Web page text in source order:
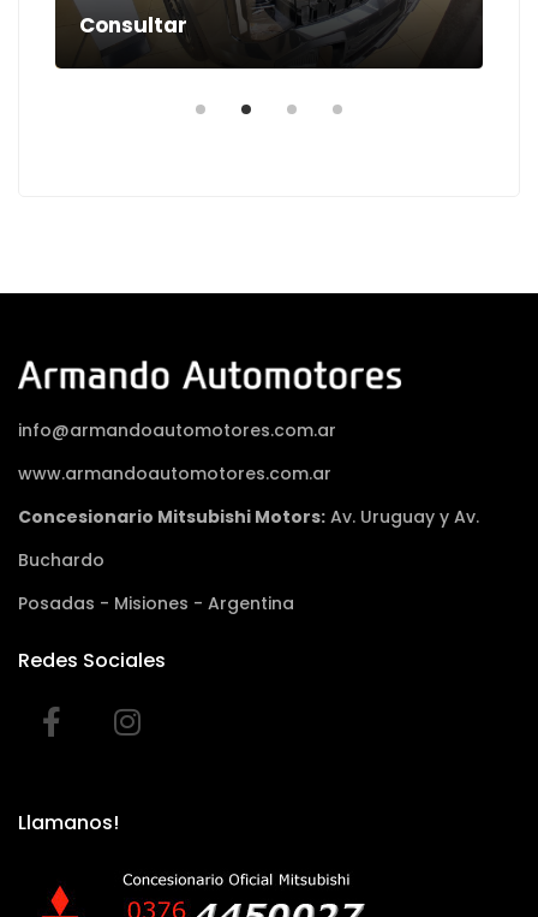
Consultar
info@armandoautomotores.com.ar
www.armandoautomotores.com.ar
Concesionario Mitsubishi Motors: Av. Uruguay y Av.
Buchardo
Posadas - Misiones - Argentina
Redes Sociales
Llamanos!